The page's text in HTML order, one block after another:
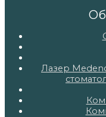
Лазер